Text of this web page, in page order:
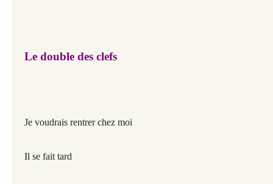
Le double des clefs
Je voudrais rentrer chez moi
Il se fait tard